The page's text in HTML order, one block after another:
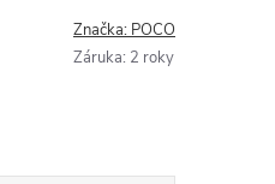
Značka: POCO
Záruka: 2 roky